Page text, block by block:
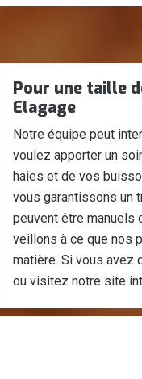
Pour une taille
Elagage
Notre équipe peut
voulez apporter un
haies et de vos
vous garantissons un
peuvent être manuels
veillons à ce que nos
matière. Si vous avez
ou visitez notre site